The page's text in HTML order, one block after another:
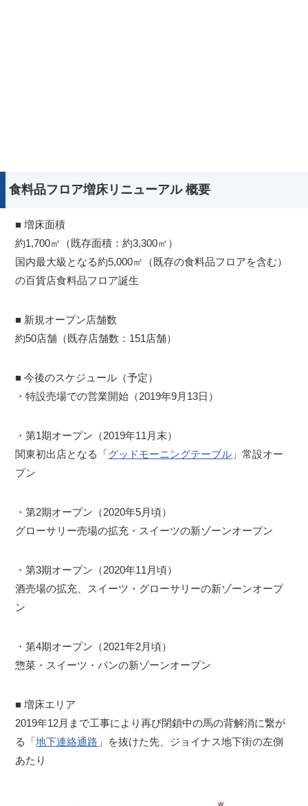
食料品フロア増床リニューアル 概要
■ 増床面積
約1,700㎡（既存面積：約3,300㎡）
国内最大級となる約5,000㎡（既存の食料品フロアを含む）
の百貨店食料品フロア誕生
■ 新規オープン店舗数
約50店舗（既存店舗数：151店舗）
■ 今後のスケジュール（予定）
・特設売場での営業開始（2019年9月13日）
・第1期オープン（2019年11月末）
関東初出店となる「グッドモーニングテーブル 」常設オー
プン
・第2期オープン（2020年5月頃）
グローサリー売場の拡充・スイーツの新ゾーンオープン
・第3期オープン（2020年11月頃）
酒売場の拡充、スイーツ・グローサリーの新ゾーンオープ
ン
・第4期オープン（2021年2月頃）
惣菜・スイーツ・パンの新ゾーンオープン
■ 増床エリア
2019年12月まで工事により再び閉鎖中の馬の背解消に繋が
る「地下連絡通路 」を抜けた先、ジョイナス地下街の左側
あたり